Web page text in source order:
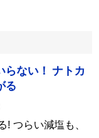
らない！ ナトカ
る
! つらい減塩も、